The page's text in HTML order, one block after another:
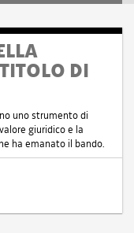
DI
uno strumento di
giuridico e la
ha emanato il bando.